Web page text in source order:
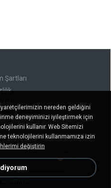
Şartları
satmayın
paylaşmayın
nereden geldiğini
deneyiminizi iyileştirmek için
kullanır. Web Sitemizi
teknolojilerini kullanmamıza izin
değiştirin